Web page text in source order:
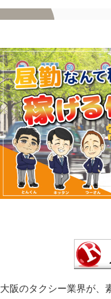
大阪のタクシー業界が、